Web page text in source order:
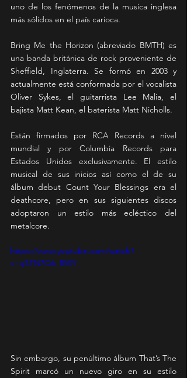
uno de los fenómenos de la musica inglesa
más sólidos en el país carioca.
Bring Me the Horizon (abreviado BMTH) es
una banda británica de rock proveniente de
Sheffield, Inglaterra. Se formó en 2003 y
actualmente está conformada por el vocalista
Oliver Sykes, el guitarrista Lee Malia, el
bajista Matt Kean, el baterista Matt Nicholls.
Están firmados por RCA Records a nivel
mundial y por Columbia Records para
Estados Unidos exclusivamente. El estilo
musical de sus inicios así como el de su
álbum debut Count Your Blessings era el
deathcore, pero en sus siguientes discos
adoptaron un estilo más ecléctico del
metalcore.
https://www.youtube.com/watch?
v=qSFN7Q6_RWY
Sin embargo, su penúltimo álbum That’s The
Spirit marcó un nuevo giro en su estilo